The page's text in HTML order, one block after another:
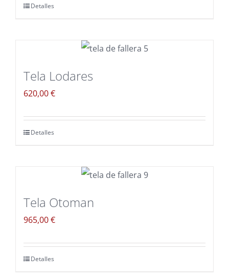
Detalles
Tela Lodares
620,00€
Detalles
Tela Otoman
965,00€
Detalles